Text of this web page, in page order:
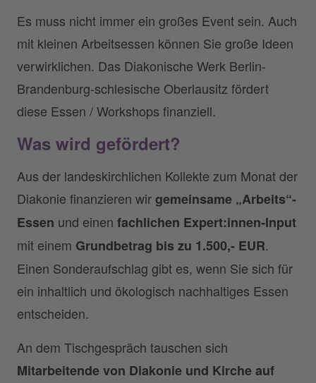
Es muss nicht immer ein großes Event sein. Auch
mit kleinen Arbeitsessen können Sie große Ideen
verwirklichen. Das Diakonische Werk Berlin-
Brandenburg-schlesische Oberlausitz fördert
diese Essen / Workshops finanziell.
Was wird gefördert?
Aus der landeskirchlichen Kollekte zum Monat der
Diakonie finanzieren wirgemeinsame „Arbeits“-
Essen und einen fachlichen Expert:innen-Input
mit einem Grundbetrag bis zu 1.500,- EUR.
Einen Sonderaufschlag gibt es, wenn Sie sich für
ein inhaltlich und ökologisch nachhaltiges Essen
entscheiden.
An dem Tischgespräch tauschen sich
Mitarbeitende von Diakonie und Kirche auf